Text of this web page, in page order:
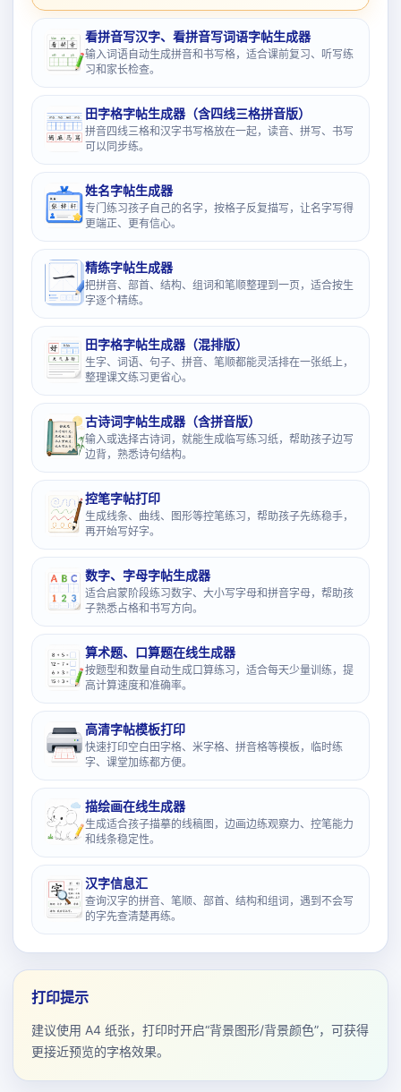
看拼音写汉字、看拼音写词语字帖生成器
输入词语自动生成拼音和书写格，适合课前复习、听写练
习和家长检查。
田字格字帖生成器（含四线三格拼音版）
拼音四线三格和汉字书写格放在一起，读音、拼写、书写
可以同步练。
姓名字帖生成器
专门练习孩子自己的名字，按格子反复描写，让名字写得
更端正、更有信心。
精练字帖生成器
把拼音、部首、结构、组词和笔顺整理到一页，适合按生
字逐个精练。
田字格字帖生成器（混排版）
生字、词语、句子、拼音、笔顺都能灵活排在一张纸上，
整理课文练习更省心。
古诗词字帖生成器（含拼音版）
输入或选择古诗词，就能生成临写练习纸，帮助孩子边写
边背，熟悉诗句结构。
控笔字帖打印
生成线条、曲线、图形等控笔练习，帮助孩子先练稳手，
再开始写好字。
数字、字母字帖生成器
适合启蒙阶段练习数字、大小写字母和拼音字母，帮助孩
子熟悉占格和书写方向。
算术题、口算题在线生成器
按题型和数量自动生成口算练习，适合每天少量训练，提
高计算速度和准确率。
高清字帖模板打印
快速打印空白田字格、米字格、拼音格等模板，临时练
字、课堂加练都方便。
描绘画在线生成器
生成适合孩子描摹的线稿图，边画边练观察力、控笔能力
和线条稳定性。
汉字信息汇
查询汉字的拼音、笔顺、部首、结构和组词，遇到不会写
的字先查清楚再练。
打印提示
建议使用 A4 纸张，打印时开启“背景图形/背景颜色”，可获得
更接近预览的字格效果。